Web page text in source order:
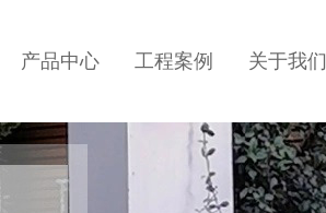
产品中心 工程案例 关于我们